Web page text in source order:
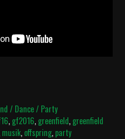
/ Dance / Party
, gf2016, greenfield, greenfield
musik, offspring, party